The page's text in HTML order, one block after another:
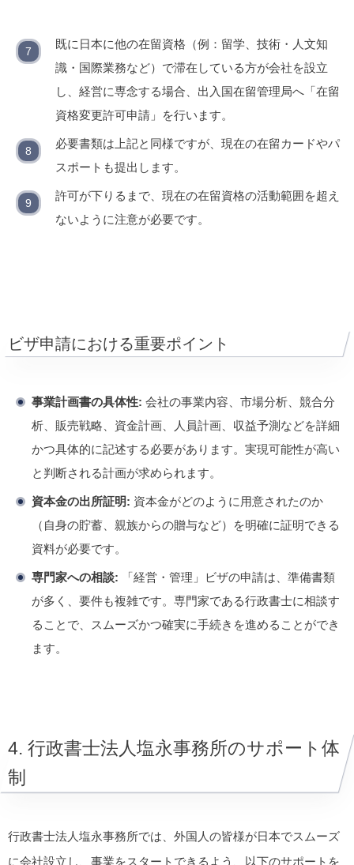
既に日本に他の在留資格（例：留学、技術・人文知
識・国際業務など）で滞在している方が会社を設立
し、経営に専念する場合、出入国在留管理局へ「在留
資格変更許可申請」を行います。
必要書類は上記と同様ですが、現在の在留カードやパ
スポートも提出します。
許可が下りるまで、現在の在留資格の活動範囲を超え
ないように注意が必要です。
ビザ申請における重要ポイント
事業計画書の具体性: 会社の事業内容、市場分析、競合分
析、販売戦略、資金計画、人員計画、収益予測などを詳細
かつ具体的に記述する必要があります。実現可能性が高い
と判断される計画が求められます。
資本金の出所証明: 資本金がどのように用意されたのか
（自身の貯蓄、親族からの贈与など）を明確に証明できる
資料が必要です。
専門家への相談: 「経営・管理」ビザの申請は、準備書類
が多く、要件も複雑です。専門家である行政書士に相談す
ることで、スムーズかつ確実に手続きを進めることができ
ます。
4. 行政書士法人塩永事務所のサポート体
制
行政書士法人塩永事務所では、外国人の皆様が日本でスムーズ
に会社設立し、事業をスタートできるよう、以下のサポートを